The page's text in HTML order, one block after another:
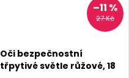
27 Kč
–11 %
Oči bezpečnostní
třpytivé světle růžové, 18